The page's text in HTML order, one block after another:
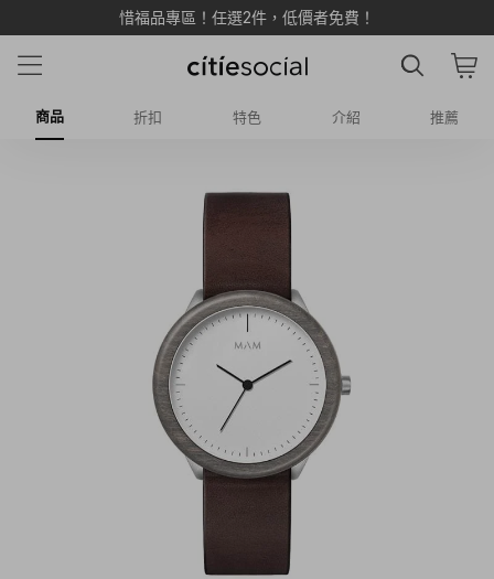
惜福品專區！任選2件，低價者免費！
商品 折扣 特色 介紹 推薦